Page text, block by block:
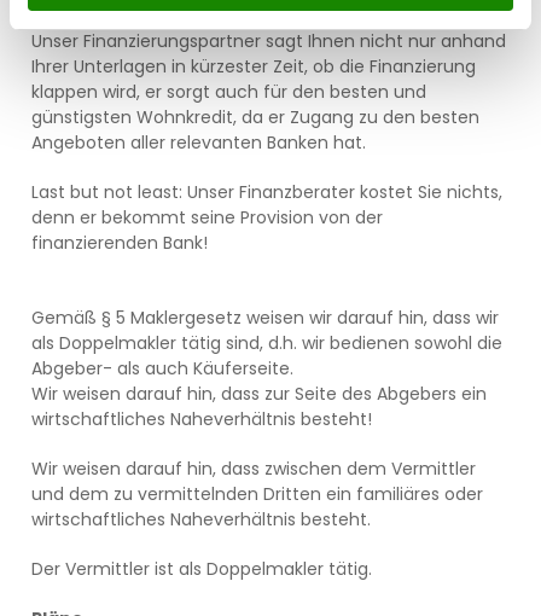
Ihnen mitzuteilen, ob Ihr Kredit bewilligt wird, oder nicht.
Unser Finanzierungspartner sagt Ihnen nicht nur anhand
Ihrer Unterlagen in kürzester Zeit, ob die Finanzierung
klappen wird, er sorgt auch für den besten und
günstigsten Wohnkredit, da er Zugang zu den besten
Angeboten aller relevanten Banken hat.
Last but not least: Unser Finanzberater kostet Sie nichts,
denn er bekommt seine Provision von der
finanzierenden Bank!
Gemäß § 5 Maklergesetz weisen wir darauf hin, dass wir
als Doppelmakler tätig sind, d.h. wir bedienen sowohl die
Abgeber- als auch Käuferseite.
Wir weisen darauf hin, dass zur Seite des Abgebers ein
wirtschaftliches Naheverhältnis besteht!
Wir weisen darauf hin, dass zwischen dem Vermittler
und dem zu vermittelnden Dritten ein familiäres oder
wirtschaftliches Naheverhältnis besteht.
Der Vermittler ist als Doppelmakler tätig.